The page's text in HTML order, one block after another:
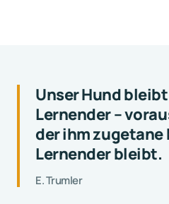
Unser Hund
Lernender –
der ihm
Lernender bleibt.
E. Trumler